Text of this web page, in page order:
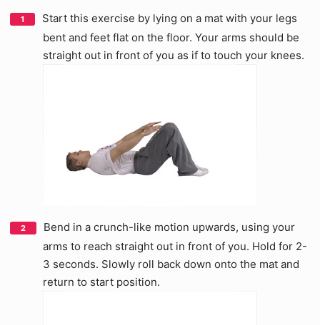
Start this exercise by lying on a mat with your legs
bent and feet flat on the floor. Your arms should be
straight out in front of you as if to touch your knees.
Bend in a crunch-like motion upwards, using your
arms to reach straight out in front of you. Hold for 2-
3 seconds. Slowly roll back down onto the mat and
return to start position.